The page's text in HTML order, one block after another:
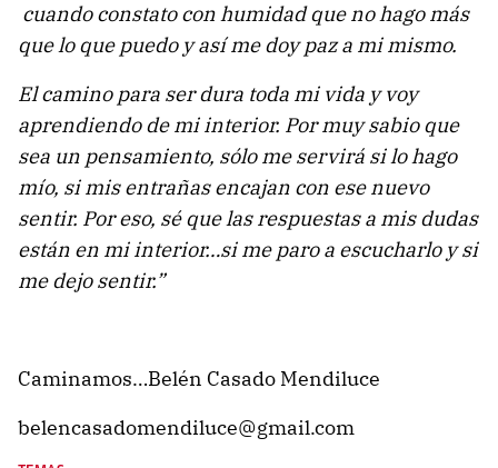
cuando constato con humidad que no hago más
que lo que puedo y así me doy paz a mi mismo.
El camino para ser dura toda mi vida y voy
aprendiendo de mi interior. Por muy sabio que
sea un pensamiento, sólo me servirá si lo hago
mío, si mis entrañas encajan con ese nuevo
sentir. Por eso, sé que las respuestas a mis dudas
están en mi interior…si me paro a escucharlo y si
me dejo sentir.”
Caminamos…Belén Casado Mendiluce
belencasadomendiluce@gmail.com